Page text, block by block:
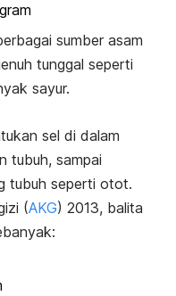
sumber asam
tunggal seperti
sayur.
sel di dalam
tubuh, sampai
tubuh seperti otot.
(AKG) 2013, balita